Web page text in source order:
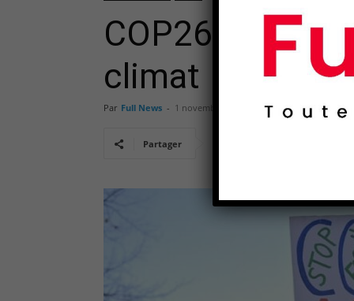
COP26 : à
climat
Par Full News - 1 novembre 2021
Partager